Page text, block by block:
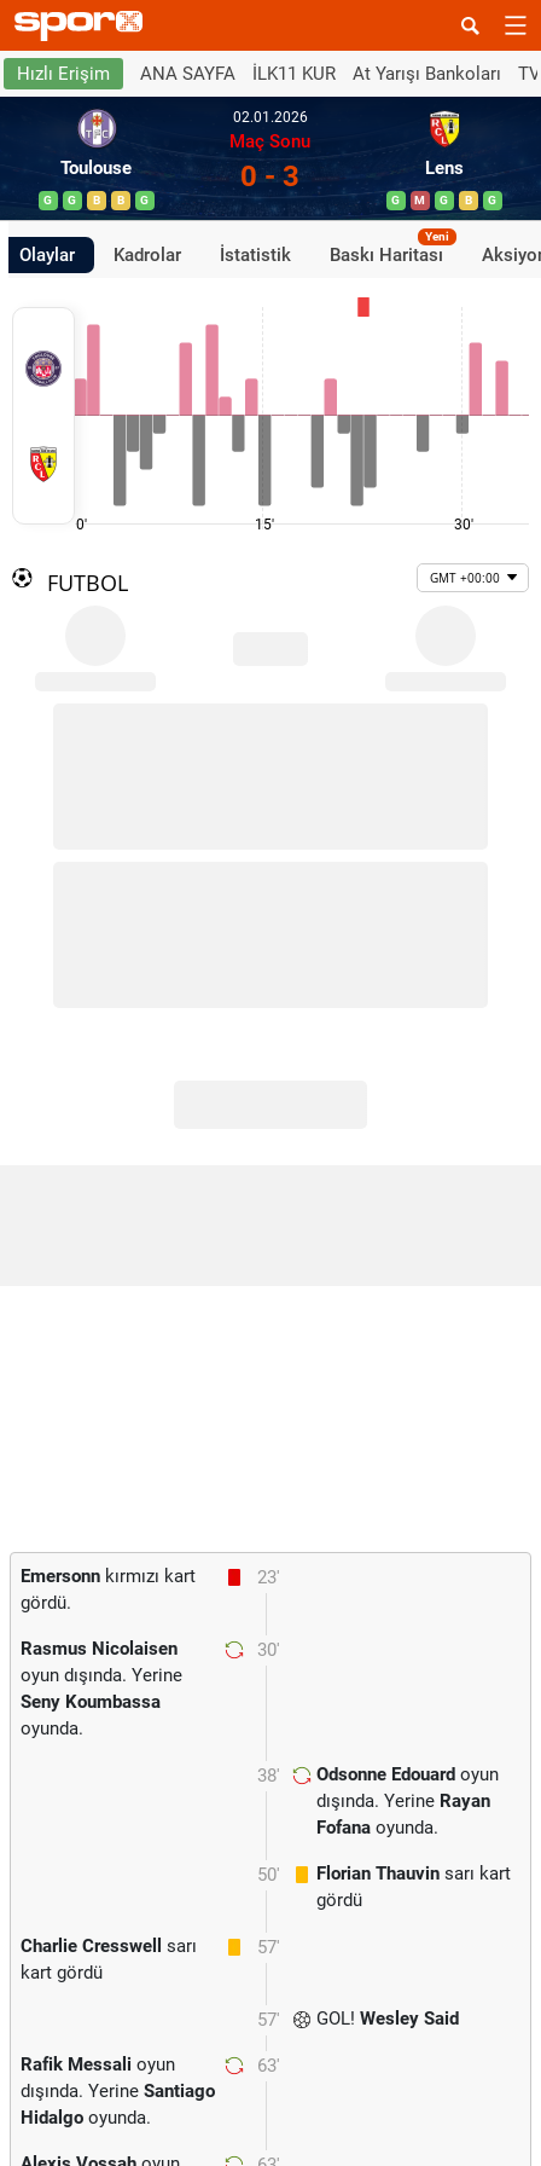
Hızlı Erişim ANA SAYFA İLK11 KUR At Yarışı Bankoları
Toulouse
G G B B G
02.01.2026
Maç Sonu
0 - 3 Lens
G M G B G
Olaylar Kadrolar İstatistik Baskı Haritası
Yeni
0' 15' 30'
FUTBOL GMT +00:00
23'
Emersonn kırmızı kart
gördü.
30'
Rasmus Nicolaisen
oyun dışında. Yerine
Seny Koumbassa
oyunda.
38' Odsonne Edouard oyun
dışında. Yerine Rayan
Fofana oyunda.
50' Florian Thauvin sarı kart
gördü
57'
Charlie Cresswell
sarı
kart gördü
57' GOL! Wesley Said
63'
Rafik Messali oyun
dışında. Yerine Santiago
Hidalgo oyunda.